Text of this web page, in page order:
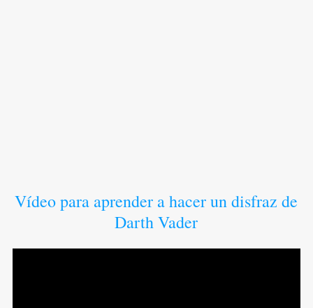
Vídeo para aprender a hacer un disfraz de
Darth Vader